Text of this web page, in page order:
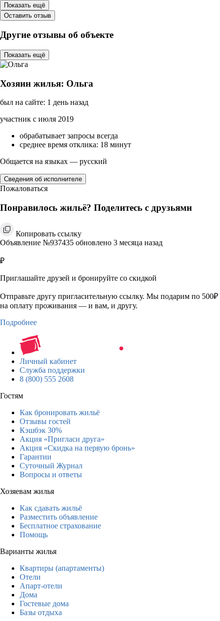
Показать ещё
Оставить отзыв
Другие отзывы об объекте
Показать ещё
Хозяин жилья: Ольга
был на сайте: 1 день назад
участник с июля 2019
обрабатывает запросы всегда
среднее время отклика: 18 минут
Общается на языках — русский
Сведения об исполнителе
Пожаловаться
Понравилось жильё? Поделитесь с друзьями
Копировать ссылку
Объявление №937435 обновлено 3 месяца назад
₽
Приглашайте друзей и бронируйте со скидкой
Отправьте другу пригласительную ссылку. Мы подарим по 500₽
на оплату проживания — и вам, и другу.
Подробнее
Личный кабинет
Служба поддержки
8 (800) 555 2608
Гостям
Как бронировать жильё
Отзывы гостей
Кэшбэк 30%
Акция «Пригласи друга»
Акция «Скидка на первую бронь»
Гарантии
Суточный Журнал
Вопросы и ответы
Хозяевам жилья
Как сдавать жильё
Разместить объявление
Бесплатное страхование
Помощь
Варианты жилья
Квартиры (апартаменты)
Отели
Апарт-отели
Дома
Гостевые дома
Базы отдыха